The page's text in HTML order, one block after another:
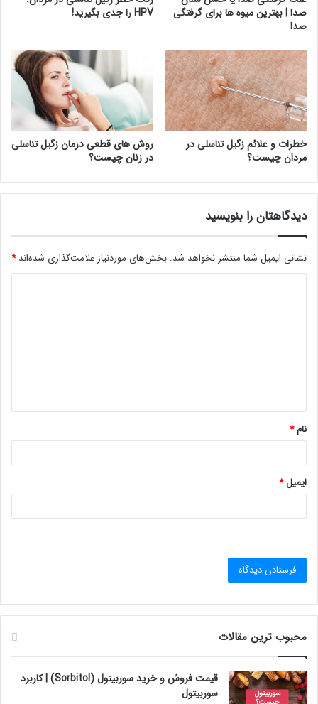
صدا | بهترین میوه ها برای گرفتگی
صدا
HPV را جدی بگیرید!
خطرات و علائم زگیل تناسلی در
مردان چیست؟
روش های قطعی درمان زگیل تناسلی
در زنان چیست؟
دیدگاهتان را بنویسید
نشانی ایمیل شما منتشر نخواهد شد. بخش‌های موردنیاز علامت‌گذاری شده‌اند*
*
نام*
ایمیل*
محبوب ترین مقالات
قیمت فروش و خرید سوربیتول (Sorbitol) | کاربرد
سوربیتول